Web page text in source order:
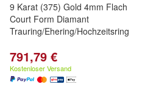
9 Karat (375) Gold 4mm Flach
Court Form Diamant
Trauring/Ehering/Hochzeitsring
791,79 €
Kostenloser Versand